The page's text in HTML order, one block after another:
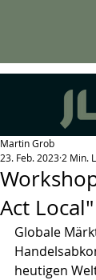
Act Local"
Martin Grob
23. Feb. 2023 2 Min.
Globale
heutigen